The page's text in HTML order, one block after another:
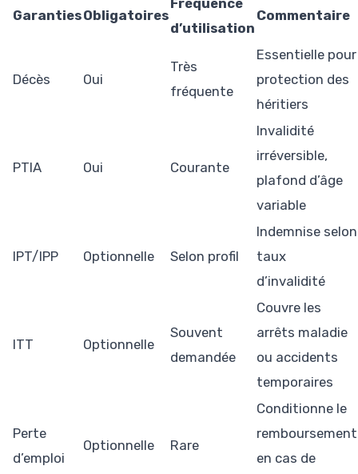
GarantiesObligatoires
Fréquence
d’utilisation
Commentaire
Décès Oui
Très
fréquente
Essentielle pour
protection des
héritiers
PTIA Oui Courante
Invalidité
irréversible,
plafond d’âge
variable
IPT/IPP Optionnelle Selon profil
Indemnise selon
taux
d’invalidité
ITT Optionnelle
Souvent
demandée
Couvre les
arrêts maladie
ou accidents
temporaires
Perte
d’emploi
Optionnelle Rare
Conditionne le
remboursement
en cas de